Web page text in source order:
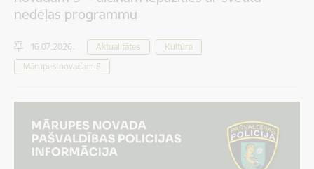
nedēļas programmu
16.07.2026. Aktualitātes
Kultūra
Mārupes novadam 5